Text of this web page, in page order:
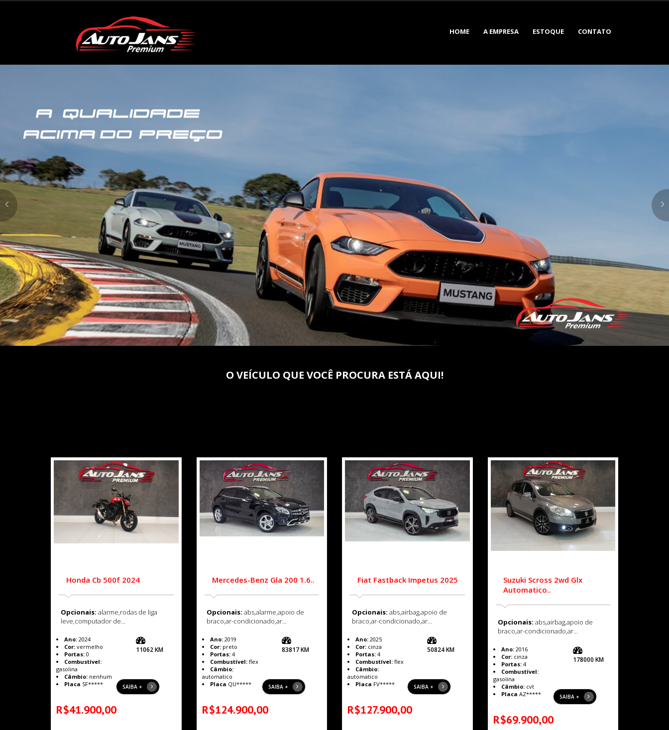
HOME A EMPRESA ESTOQUE CONTATO
O VEÍCULO QUE VOCÊ PROCURA ESTÁ AQUI!
Honda Cb 500f 2024
Opcionais: alarme,rodas de liga
leve,computador de...
Ano: 2024
Cor: vermelho
Portas: 0
Combustível:
gasolina
Câmbio: nenhum
Placa SF*****
R$41.900,00
11062 KM
SAIBA +
Mercedes-Benz Gla 200 1.6..
Opcionais: abs,alarme,apoio de
braco,ar-condicionado,ar...
Ano:2019
Cor:preto
Portas:4
Combustível:flex
Câmbio:
automatico
Placa QU*****
R$124.900,00
83817 KM
SAIBA +
Fiat Fastback Impetus 2025
Opcionais: abs,airbag,apoio de
braco,ar-condicionado,ar...
Ano: 2025
Cor: cinza
Portas: 4
Combustível: flex
Câmbio:
automatico
Placa FV*****
R$127.900,00
50824 KM
SAIBA +
Suzuki Scross 2wd Glx
Automatico..
Opcionais: abs,airbag,apoio de
braco,ar-condicionado,ar...
Ano:2016
Cor:cinza
Portas:4
Combustível:
gasolina
Câmbio:cvt
Placa AZ*****
R$69.900,00
178000 KM
SAIBA +